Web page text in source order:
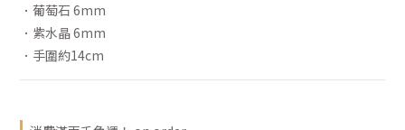
．葡萄石 6mm
．紫水晶 6mm
．手圍約14cm